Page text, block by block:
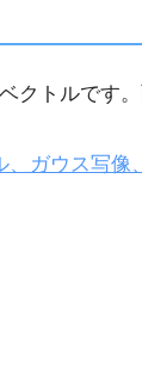
クトルです
、ガウス写像